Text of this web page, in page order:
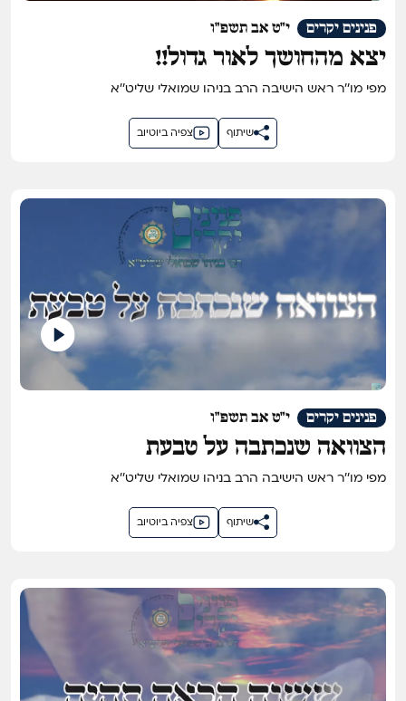
י"ט אב תשפ"ו פנינים יקרים
יצא מהחושך לאור גדול!!
מפי מו''ר ראש הישיבה הרב בניהו שמואלי שליט''א
צפיה ביוטיוב שיתוף
י"ט אב תשפ"ו פנינים יקרים
הצוואה שנכתבה על טבעת
מפי מו''ר ראש הישיבה הרב בניהו שמואלי שליט''א
צפיה ביוטיוב שיתוף